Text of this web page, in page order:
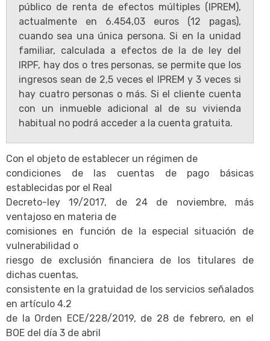
público de renta de efectos múltiples (IPREM),
actualmente en 6.454,03 euros (12 pagas),
cuando sea una única persona. Si en la unidad
familiar, calculada a efectos de la de ley del
IRPF, hay dos o tres personas, se permite que los
ingresos sean de 2,5 veces el IPREM y 3 veces si
hay cuatro personas o más. Si el cliente cuenta
con un inmueble adicional al de su vivienda
habitual no podrá acceder a la cuenta gratuita.
Con el objeto de establecer un régimen de
condiciones de las cuentas de pago básicas
establecidas por el Real
Decreto-ley 19/2017, de 24 de noviembre, más
ventajoso en materia de
comisiones en función de la especial situación de
vulnerabilidad o
riesgo de exclusión financiera de los titulares de
dichas cuentas,
consistente en la gratuidad de los servicios señalados
en artículo 4.2
de la Orden ECE/228/2019, de 28 de febrero, en el
BOE del día 3 de abril